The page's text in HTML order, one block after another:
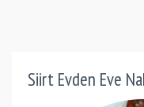
Siirt Evden Eve